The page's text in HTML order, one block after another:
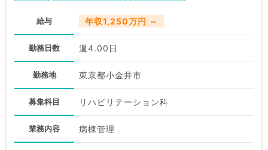
給与 年収1,250万円 ～
勤務日数 週4.00日
勤務地 東京都小金井市
募集科目 リハビリテーション科
業務内容 病棟管理